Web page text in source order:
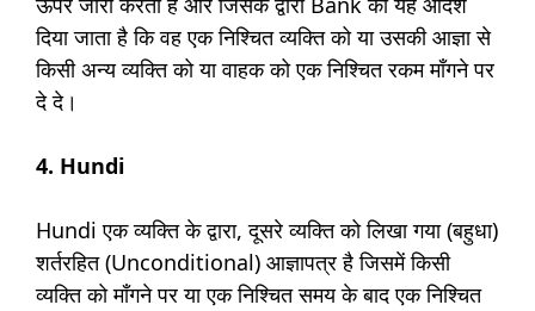
दिया जाता है कि वह एक निश्चित व्यक्ति को या उसकी आज्ञा से
किसी अन्य व्यक्ति को या वाहक को एक निश्चित रकम माँगने पर
दे दे।
4. Hundi
Hundi एक व्यक्ति के द्वारा, दूसरे व्यक्ति को लिखा गया (बहुधा)
शर्तरहित (Unconditional) आज्ञापत्र है जिसमें किसी
व्यक्ति को माँगने पर या एक निश्चित समय के बाद एक निश्चित